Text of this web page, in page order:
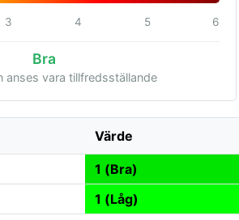
3 4 5 6
Bra
anses vara tillfredsställande
Värde
1 (Bra)
1 (Låg)